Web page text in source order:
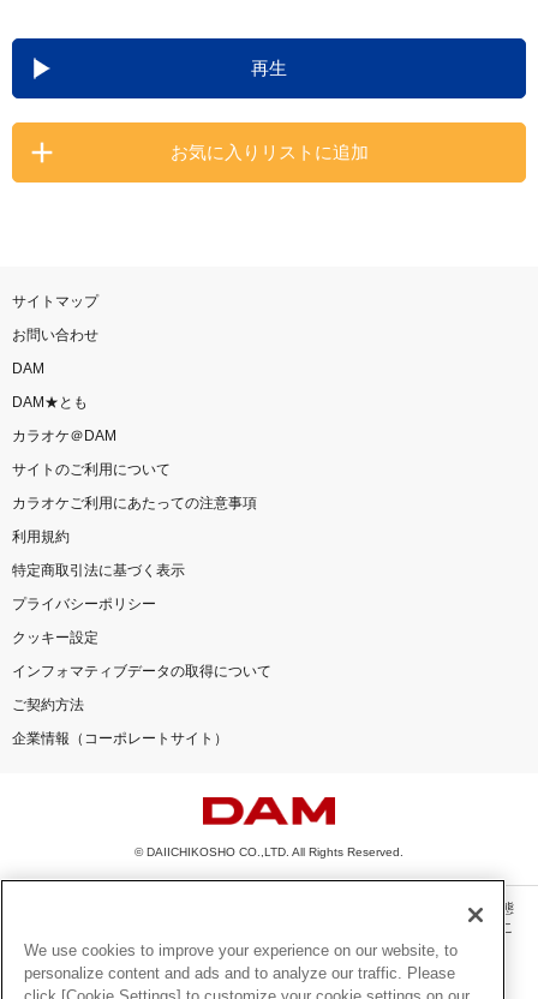
DAMの新曲・ランキングなど
カラオケ最新情報をチェック！
再生
お気に入りリストに追加
サイトマップ
お問い合わせ
DAM
DAM★とも
カラオケ＠DAM
サイトのご利用について
カラオケご利用にあたっての注意事項
利用規約
特定商取引法に基づく表示
プライバシーポリシー
クッキー設定
インフォマティブデータの取得について
ご契約方法
企業情報（コーポレートサイト）
© DAIICHIKOSHO CO.,LTD. All Rights Reserved.
このサイトに掲載されている一切の文章・画像・写真・動画・音声等を、手段や形態
を問わず、著作権法の定める範囲を超えて無断で複製、転載、ファイル化などするこ
とを禁じます。
楽曲及びコンテンツは、機種によりご利用いただけない場合があります。
We use cookies to improve your experience on our website, to
personalize content and ads and to analyze our traffic. Please